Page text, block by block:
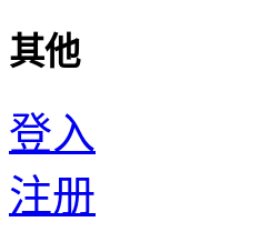
其他
登入
注册